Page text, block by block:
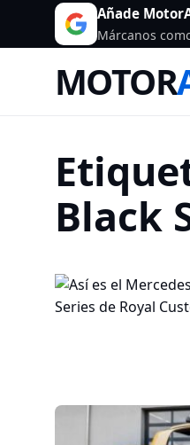
Añade
Márcanos
MOTOR
Black